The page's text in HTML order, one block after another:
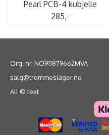
Pearl PCB-4 kubjelle
285,-
Org. nr. NO911879662MVA
salg@trommeslager.no
All © text